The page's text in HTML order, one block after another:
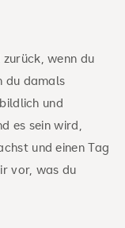
wenn du
du damals
und
es sein wird,
und einen Tag
vor, was du